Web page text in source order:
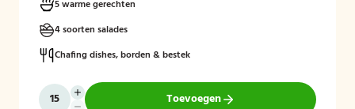
5 warme gerechten
4 soorten salades
Chafing dishes, borden & bestek
Toevoegen